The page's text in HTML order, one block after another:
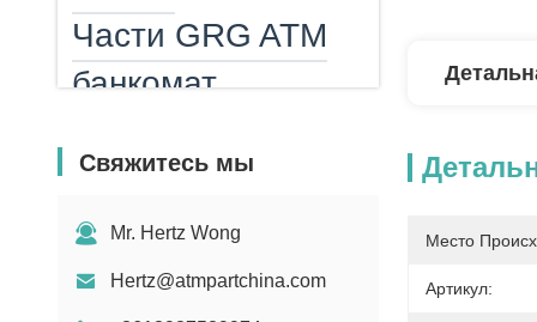
Части GRG ATM
банкомат
банкомата
читатель карты
ATM
Свяжитесь мы
Mr. Hertz Wong
Hertz@atmpartchina.com
Место
Артикул: